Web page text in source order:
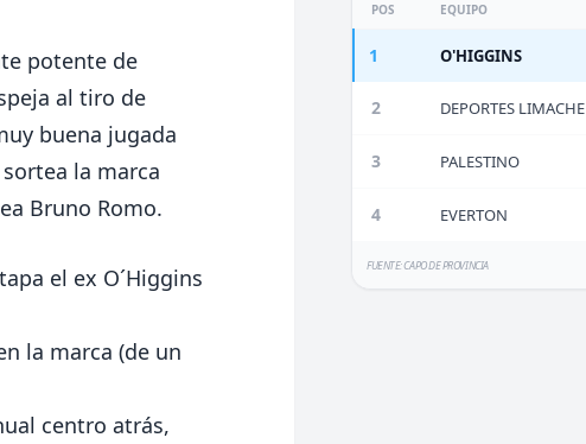
potente de
al tiro de
buena jugada
la marca
Bruno Romo.
el ex O´Higgins
la marca (de un
centro atrás,
POS EQUIPO
1 O'HIGGINS
2 DEPORTES LIMACHE
3 PALESTINO
4 EVERTON
FUENTE: CAPO DE PROVINCIA